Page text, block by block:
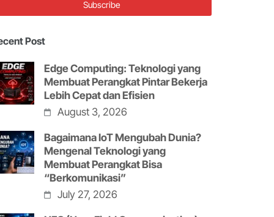
Post
Edge Computing: Teknologi yang
Membuat Perangkat Pintar Bekerja
Lebih Cepat dan Efisien
August 3, 2026
Bagaimana IoT Mengubah Dunia?
Mengenal Teknologi yang
Membuat Perangkat Bisa
“Berkomunikasi”
July 27, 2026